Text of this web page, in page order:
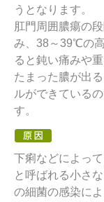
うとなります。
肛門周囲膿瘍の
み、38～39℃の
ると鈍い痛みや
たまった膿が出
ルができている
す。
下痢などによっ
と呼ばれる小さ
の細菌の感染に